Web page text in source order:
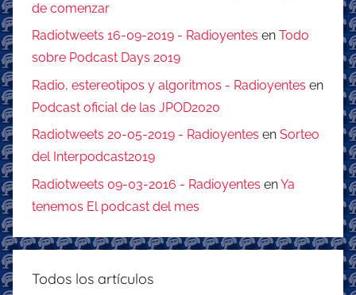
de comenzar
Radiotweets 16-09-2019 - Radioyentes en Todo
sobre Podcast Days 2019
Radio, estereotipos y algoritmos - Radioyentes en
Podcast oficial de las JPOD2020
Radiotweets 20-05-2019 - Radioyentes en Sorteo
del Interpodcast2019
Radiotweets 09-03-2016 - Radioyentes enYa
tenemos El podcast del mes
Todos los artículos